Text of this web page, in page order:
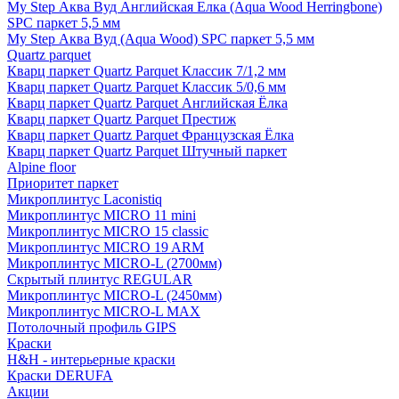
My Step Аква Вуд Английская Елка (Aqua Wood Herringbone)
SPC паркет 5,5 мм
My Step Аква Вуд (Aqua Wood) SPC паркет 5,5 мм
Quartz parquet
Кварц паркет Quartz Parquet Классик 7/1,2 мм
Кварц паркет Quartz Parquet Классик 5/0,6 мм
Кварц паркет Quartz Parquet Английская Ёлка
Кварц паркет Quartz Parquet Престиж
Кварц паркет Quartz Parquet Французская Ёлка
Кварц паркет Quartz Parquet Штучный паркет
Alpine floor
Приоритет паркет
Микроплинтус Laconistiq
Микроплинтус MICRO 11 mini
Микроплинтус MICRO 15 classic
Микроплинтус MICRO 19 ARM
Микроплинтус MICRO-L (2700мм)
Скрытый плинтус REGULAR
Микроплинтус MICRO-L (2450мм)
Микроплинтус MICRO-L MAX
Потолочный профиль GIPS
Краски
H&H - интерьерные краски
Краски DERUFA
Акции